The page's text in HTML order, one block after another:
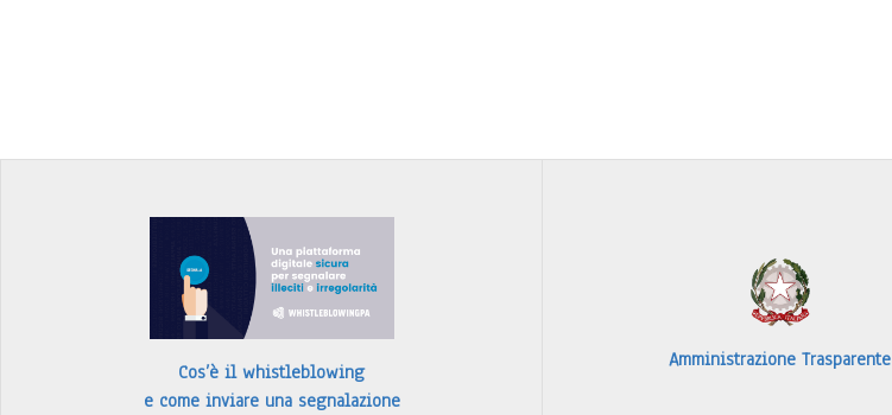
Cos’è il whistleblowing
e come inviare una segnalazione
Amministrazione Trasparente